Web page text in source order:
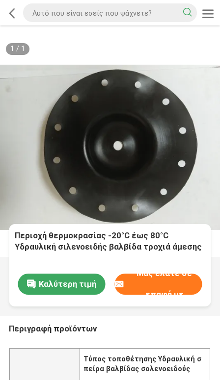
1 / 1
Περιοχή θερμοκρασίας -20°C έως 80°C
Υδραυλική σιλενοειδής βαλβίδα τροχιά άμεσης
Καλύτερη τιμή
Μας ελάτε σε
επαφή με
Περιγραφή προϊόντων
Τύπος τοποθέτησης Υδραυλική σ
πείρα βαλβίδας σολενοειδούς
,